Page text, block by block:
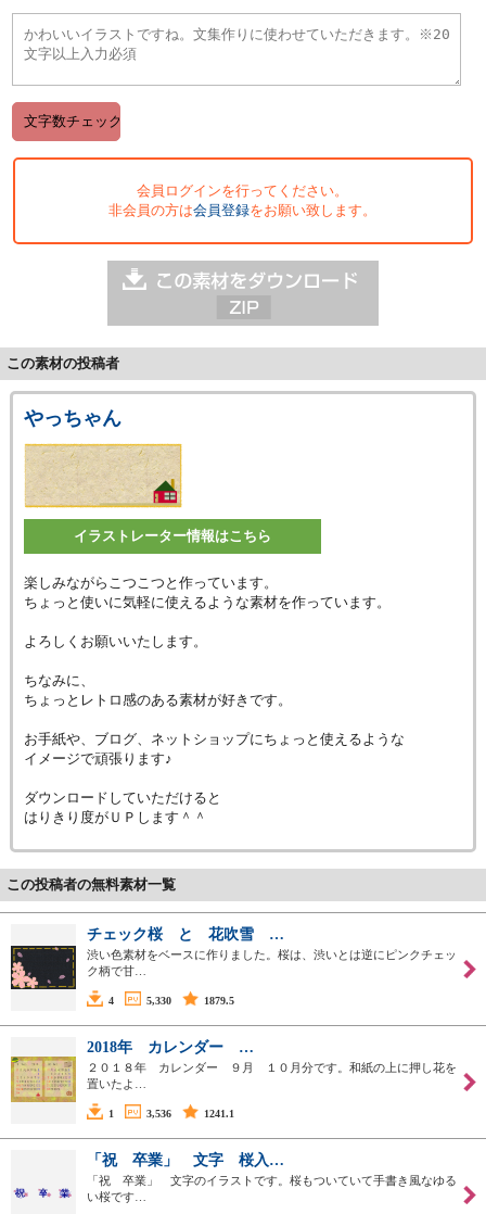
会員ログインを行ってください。
非会員の方は会員登録をお願い致します。
この素材の投稿者
やっちゃん
イラストレーター情報はこちら
楽しみながらこつこつと作っています。
ちょっと使いに気軽に使えるような素材を作っています。
よろしくお願いいたします。
ちなみに、
ちょっとレトロ感のある素材が好きです。
お手紙や、ブログ、ネットショップにちょっと使えるような
イメージで頑張ります♪
ダウンロードしていただけると
はりきり度がＵＰします＾＾
この投稿者の無料素材一覧
チェック桜 と 花吹雪 …
渋い色素材をベースに作りました。桜は、渋いとは逆にピンクチェッ
ク柄で甘…
4 5,330 1879.5
2018年 カレンダー …
２０１８年 カレンダー ９月 １０月分です。和紙の上に押し花を
置いたよ…
1 3,536 1241.1
「祝 卒業」 文字 桜入…
「祝 卒業」 文字のイラストです。桜もついていて手書き風なゆる
い桜です…